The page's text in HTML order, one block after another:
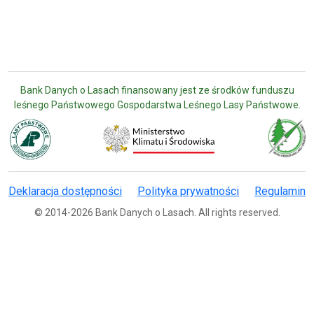
Bank Danych o Lasach finansowany jest ze środków funduszu
leśnego Państwowego Gospodarstwa Leśnego Lasy Państwowe.
Deklaracja dostępności Polityka prywatności Regulamin
© 2014-2026 Bank Danych o Lasach. All rights reserved.